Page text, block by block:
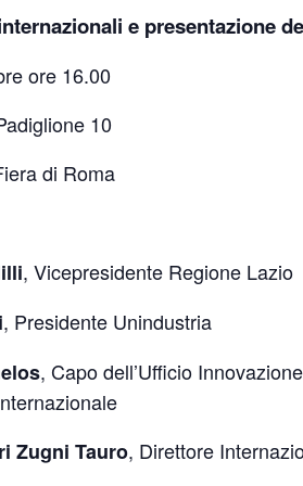
e presentazione
ore 16.00
10
di Roma
, Vicepresidente Regione Lazio
, Presidente Unindustria
, Capo dell’Ufficio
Zugni Tauro, Direttore